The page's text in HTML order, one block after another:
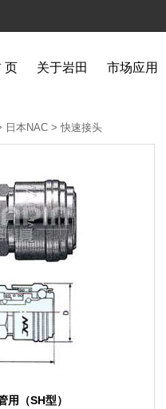
页 关于岩田 市场应用
日本NAC > 快速接头
用（SH型）